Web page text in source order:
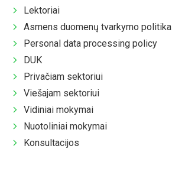
Lektoriai
Asmens duomenų tvarkymo politika
Personal data processing policy
DUK
Privačiam sektoriui
Viešajam sektoriui
Vidiniai mokymai
Nuotoliniai mokymai
Konsultacijos